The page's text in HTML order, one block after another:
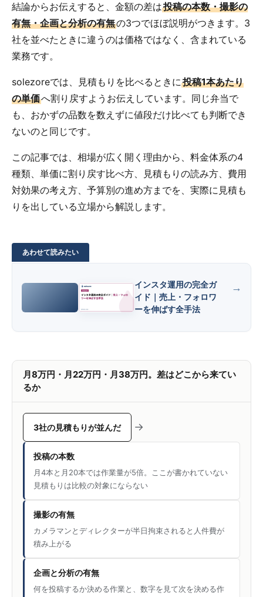
結論からお伝えすると、金額の差は投稿の本数・撮影の
有無・企画と分析の有無の3つでほぼ説明がつきます。3
社を並べたときに違うのは価格ではなく、含まれている
業務です。
solezoreでは、見積もりを比べるときに投稿1本あたり
の単価へ割り戻すようお伝えしています。同じ弁当で
も、おかずの品数を数えずに値段だけ比べても判断でき
ないのと同じです。
この記事では、相場が広く開く理由から、料金体系の4
種類、単価に割り戻す比べ方、見積もりの読み方、費用
対効果の考え方、予算別の進め方までを、実際に見積も
りを出している立場から解説します。
インスタ運用の完全ガ
イド｜売上・フォロワ
ーを伸ばす全手法
月8万円・月22万円・月38万円。差はどこから来てい
るか
3社の見積もりが並んだ →
投稿の本数
月4本と月20本では作業量が5倍。ここが書かれていない
見積もりは比較の対象にならない
撮影の有無
カメラマンとディレクターが半日拘束されると人件費が
積み上がる
企画と分析の有無
何を投稿するか決める作業と、数字を見て次を決める作